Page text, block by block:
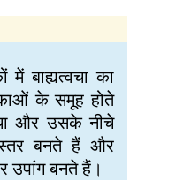
में बाह्यत्वचा का
के समूह होते
और उसके नीचे
बनते हैं और
उपांग बनते हैं।